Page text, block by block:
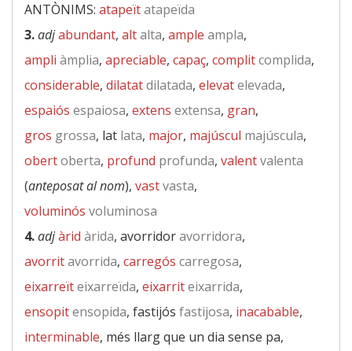
ANTÒNIMS: atapeïtatapeïda
3.adjabundant, altalta, ample ampla,
ampli àmplia, apreciable, capaç, complitcomplida,
considerable, dilatatdilatada, elevatelevada,
espaiós espaiosa, extens extensa, gran,
gros grossa, lat lata, major, majúscul majúscula,
obertoberta, profund profunda, valentvalenta
(anteposat al nom), vastvasta,
voluminós voluminosa
4.adjàrid àrida, avorridoravorridora,
avorritavorrida, carregós carregosa,
eixarreïteixarreïda, eixarriteixarrida,
ensopitensopida, fastijós fastijosa, inacabable,
interminable, més llarg que un dia sense pa,